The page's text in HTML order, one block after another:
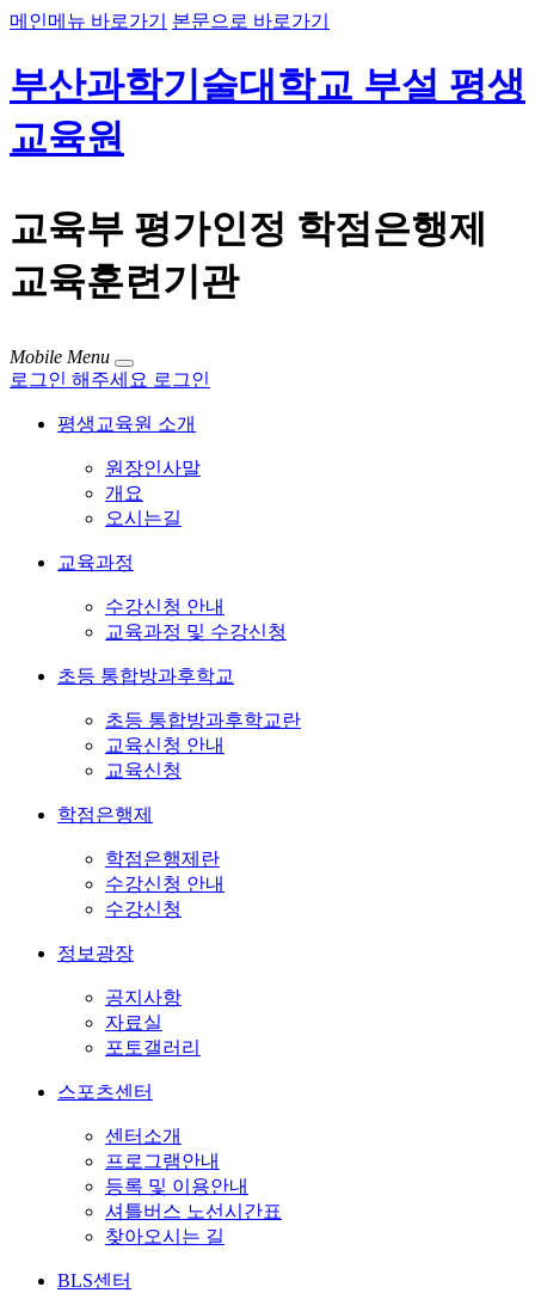
메인메뉴 바로가기 본문으로 바로가기
부산과학기술대학교 부설 평생
교육원
교육부 평가인정 학점은행제
교육훈련기관
Mobile Menu
로그인 해주세요 로그인
평생교육원 소개
원장인사말
개요
오시는길
교육과정
수강신청 안내
교육과정 및 수강신청
초등 통합방과후학교
초등 통합방과후학교란
교육신청 안내
교육신청
학점은행제
학점은행제란
수강신청 안내
수강신청
정보광장
공지사항
자료실
포토갤러리
스포츠센터
센터소개
프로그램안내
등록 및 이용안내
셔틀버스 노선시간표
찾아오시는 길
BLS센터